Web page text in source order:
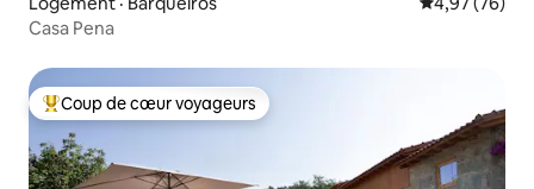
Casa Pena
Coup de cœur voyageurs parmi les plus aimés
Coup de cœur voyageurs